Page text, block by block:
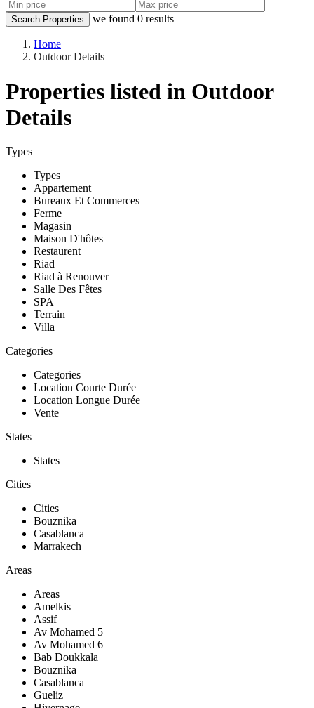
Search Properties we found 0 results
Home
Outdoor Details
Properties listed in Outdoor
Details
Types
Types
Appartement
Bureaux Et Commerces
Ferme
Magasin
Maison D'hôtes
Restaurent
Riad
Riad à Renouver
Salle Des Fêtes
SPA
Terrain
Villa
Categories
Categories
Location Courte Durée
Location Longue Durée
Vente
States
States
Cities
Cities
Bouznika
Casablanca
Marrakech
Areas
Areas
Amelkis
Assif
Av Mohamed 5
Av Mohamed 6
Bab Doukkala
Bouznika
Casablanca
Gueliz